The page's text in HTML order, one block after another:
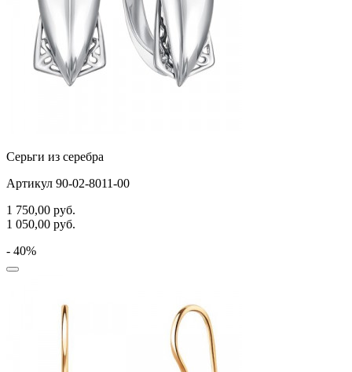
Серьги из серебра
Артикул 90-02-8011-00
1 750,00 руб.
1 050,00 руб.
- 40%